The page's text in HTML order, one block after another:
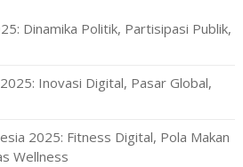
Dinamika Politik, Partisipasi Publik,
Inovasi Digital, Pasar Global,
2025: Fitness Digital, Pola Makan
Wellness